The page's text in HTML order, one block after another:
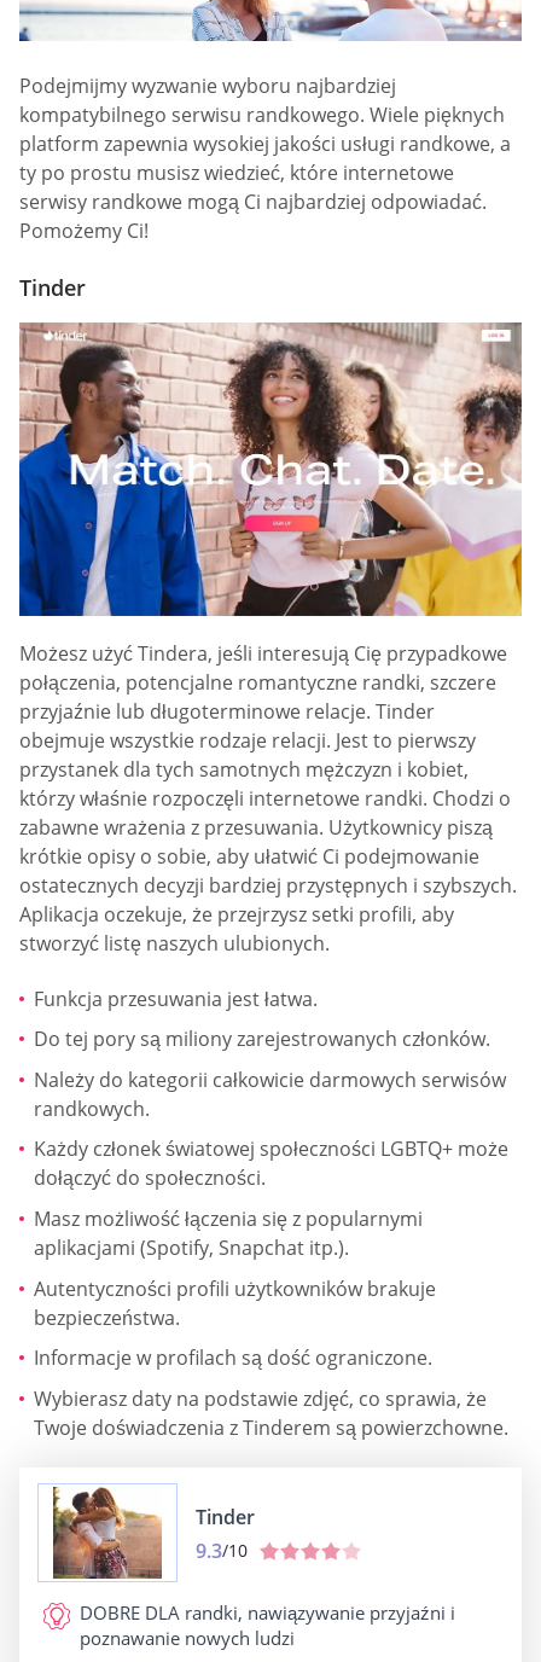
Podejmijmy wyzwanie wyboru najbardziej
kompatybilnego serwisu randkowego. Wiele pięknych
platform zapewnia wysokiej jakości usługi randkowe, a
ty po prostu musisz wiedzieć, które internetowe
serwisy randkowe mogą Ci najbardziej odpowiadać.
Pomożemy Ci!
Tinder
Możesz użyć Tindera, jeśli interesują Cię przypadkowe
połączenia, potencjalne romantyczne randki, szczere
przyjaźnie lub długoterminowe relacje. Tinder
obejmuje wszystkie rodzaje relacji. Jest to pierwszy
przystanek dla tych samotnych mężczyzn i kobiet,
którzy właśnie rozpoczęli internetowe randki. Chodzi o
zabawne wrażenia z przesuwania. Użytkownicy piszą
krótkie opisy o sobie, aby ułatwić Ci podejmowanie
ostatecznych decyzji bardziej przystępnych i szybszych.
Aplikacja oczekuje, że przejrzysz setki profili, aby
stworzyć listę naszych ulubionych.
Funkcja przesuwania jest łatwa.
Do tej pory są miliony zarejestrowanych członków.
Należy do kategorii całkowicie darmowych serwisów
randkowych.
Każdy członek światowej społeczności LGBTQ+ może
dołączyć do społeczności.
Masz możliwość łączenia się z popularnymi
aplikacjami (Spotify, Snapchat itp.).
Autentyczności profili użytkowników brakuje
bezpieczeństwa.
Informacje w profilach są dość ograniczone.
Wybierasz daty na podstawie zdjęć, co sprawia, że
Twoje doświadczenia z Tinderem są powierzchowne.
Tinder
9.3/10
DOBRE DLA randki, nawiązywanie przyjaźni i
poznawanie nowych ludzi